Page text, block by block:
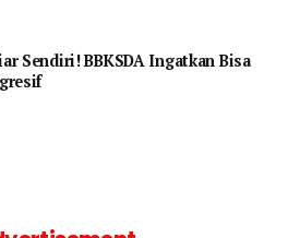
Sendiri! BBKSDA Ingatkan Bisa